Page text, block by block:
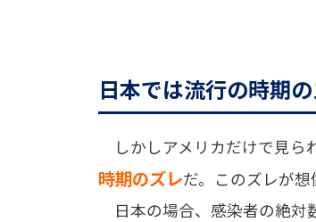
日本では流行の時期
しかしアメリカだけで見ら
時期のズレだ。このズレが想
日本の場合、感染者の絶対